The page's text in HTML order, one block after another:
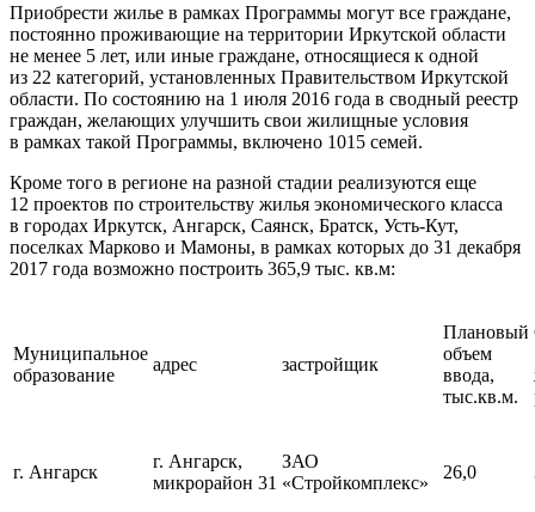
Приобрести жилье в рамках Программы могут все граждане,
постоянно проживающие на территории Иркутской области
не менее 5 лет, или иные граждане, относящиеся к одной
из 22 категорий, установленных Правительством Иркутской
области. По состоянию на 1 июля 2016 года в сводный реестр
граждан, желающих улучшить свои жилищные условия
в рамках такой Программы, включено 1015 семей.
Кроме того в регионе на разной стадии реализуются еще
12 проектов по строительству жилья экономического класса
в городах Иркутск, Ангарск, Саянск, Братск, Усть-Кут,
поселках Марково и Мамоны, в рамках которых до 31 декабря
2017 года возможно построить 365,9 тыс. кв.м:
Муниципальное
образование
адрес застройщик
Плановый
объем
ввода,
тыс.кв.м.
г. Ангарск
г. Ангарск,
микрорайон 31
ЗАО
«Стройкомплекс»
26,0